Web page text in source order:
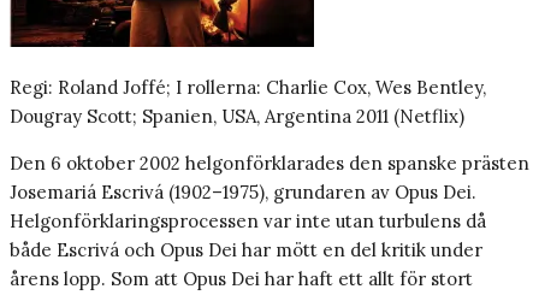
Regi: Roland Joffé; I rollerna: Charlie Cox, Wes Bentley,
Dougray Scott; Spanien, USA, Argentina 2011 (Netflix)
Den 6 oktober 2002 helgonförklarades den spanske prästen
Josemariá Escrivá (1902–1975), grundaren av Opus Dei.
Helgonförklaringsprocessen var inte utan turbulens då
både Escrivá och Opus Dei har mött en del kritik under
årens lopp. Som att Opus Dei har haft ett allt för stort